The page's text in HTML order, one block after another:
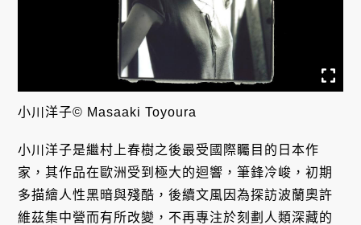
小川洋子© Masaaki Toyoura
小川洋子是繼村上春樹之後最受國際矚目的日本作
家，其作品在歐洲受到極大的迴響，筆鋒冷峻，初期
多描繪人性黑暗與殘酷，後續文風因為探訪波蘭奧許
維茲集中營而有所改變，不再專注於刻劃人類深藏的